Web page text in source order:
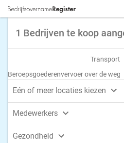
1 Bedrijven te koop
Transport
Beroepsgoederenvervoer over de weg
Eén of meer locaties kiezen 
Medewerkers 
Gezondheid 